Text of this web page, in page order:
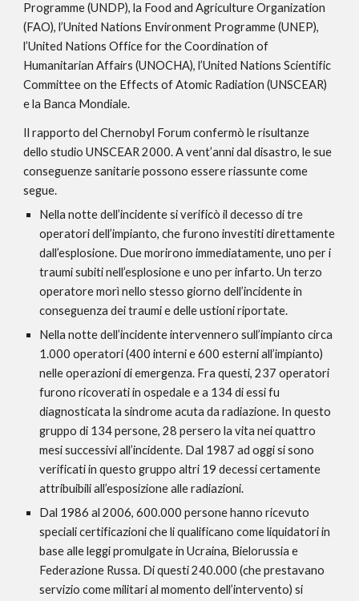
Programme (UNDP), la Food and Agriculture Organization
(FAO), l’United Nations Environment Programme (UNEP),
l’United Nations Office for the Coordination of
Humanitarian Affairs (UNOCHA), l’United Nations Scientific
Committee on the Effects of Atomic Radiation (UNSCEAR)
e la Banca Mondiale.
Il rapporto del Chernobyl Forum confermò le risultanze
dello studio UNSCEAR 2000. A vent’anni dal disastro, le sue
conseguenze sanitarie possono essere riassunte come
segue.
Nella notte dell’incidente si verificò il decesso di tre
operatori dell’impianto, che furono investiti direttamente
dall’esplosione. Due morirono immediatamente, uno per i
traumi subiti nell’esplosione e uno per infarto. Un terzo
operatore morì nello stesso giorno dell’incidente in
conseguenza dei traumi e delle ustioni riportate.
Nella notte dell’incidente intervennero sull’impianto circa
1.000 operatori (400 interni e 600 esterni all’impianto)
nelle operazioni di emergenza. Fra questi, 237 operatori
furono ricoverati in ospedale e a 134 di essi fu
diagnosticata la sindrome acuta da radiazione. In questo
gruppo di 134 persone, 28 persero la vita nei quattro
mesi successivi all’incidente. Dal 1987 ad oggi si sono
verificati in questo gruppo altri 19 decessi certamente
attribuibili all’esposizione alle radiazioni.
Dal 1986 al 2006, 600.000 persone hanno ricevuto
speciali certificazioni che li qualificano come liquidatori in
base alle leggi promulgate in Ucraina, Bielorussia e
Federazione Russa. Di questi 240.000 (che prestavano
servizio come militari al momento dell’intervento) si